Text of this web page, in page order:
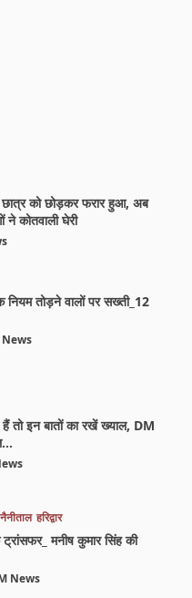
को छोड़कर फरार हुआ, अब
ने कोतवाली घेरी
नियम तोड़ने वालों पर सख्ती_12
News
इन बातों का रखें ख्याल, DM
नैनीताल हरिद्वार
मनीष कुमार सिंह की
News